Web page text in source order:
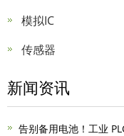
模拟IC
传感器
新闻资讯
告别备用电池！工业